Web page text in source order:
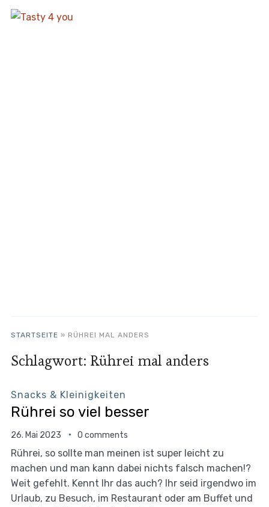
STARTSEITE » RÜHREI MAL ANDERS
Schlagwort: Rührei mal anders
Snacks & Kleinigkeiten
Rührei so viel besser
26. Mai 2023 0 comments
Rührei, so sollte man meinen ist super leicht zu
machen und man kann dabei nichts falsch machen!?
Weit gefehlt. Kennt Ihr das auch? Ihr seid irgendwo im
Urlaub, zu Besuch, im Restaurant oder am Buffet und